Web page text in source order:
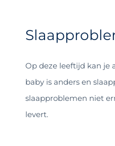
Op deze leeftijd kan je
baby is anders en
slaapproblemen niet
levert.